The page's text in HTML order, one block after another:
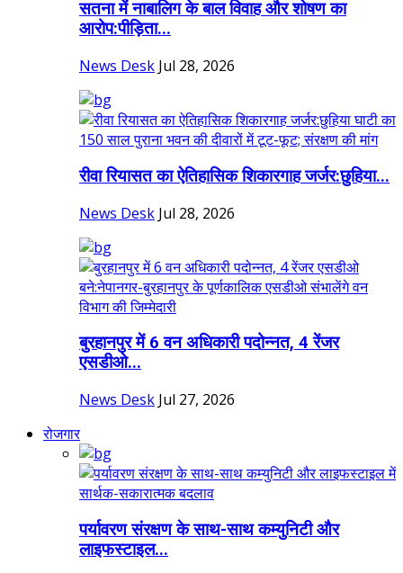
सतना में नाबालिग के बाल विवाह और शोषण का
आरोप:पीड़िता...
News Desk Jul 28, 2026
रीवा रियासत का ऐतिहासिक शिकारगाह जर्जर:छुहिया...
News Desk Jul 28, 2026
बुरहानपुर में 6 वन अधिकारी पदोन्नत, 4 रेंजर
एसडीओ...
News Desk Jul 27, 2026
रोजगार
पर्यावरण संरक्षण के साथ-साथ कम्युनिटी और
लाइफस्टाइल...